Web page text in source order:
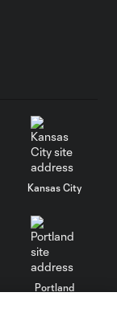
Kansas City
Portland